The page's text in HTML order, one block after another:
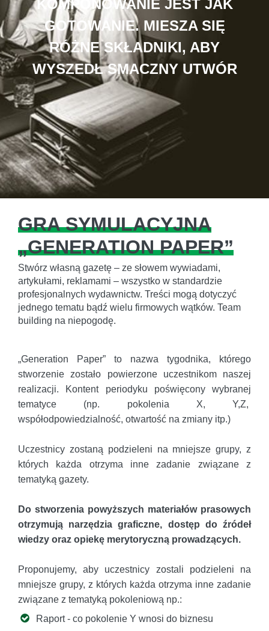
KOMPONOWANIE JEST JAK
GOTOWANIE. MIESZA SIĘ
RÓŻNE SKŁADNIKI, ABY
WYSZEDŁ SMACZNY UTWÓR
GRA SYMULACYJNA
„GENERATION PAPER”
Stwórz własną gazetę – ze słowem wywiadami,
artykułami, reklamami – wszystko w standardzie
profesjonalnych wydawnictw. Treści mogą dotyczyć
jednego tematu bądź wielu firmowych wątków. Team
building na niepogodę.
„Generation Paper” to nazwa tygodnika, którego
stworzenie zostało powierzone uczestnikom naszej
realizacji. Kontent periodyku poświęcony wybranej
tematyce (np. pokolenia X, Y,Z,
współodpowiedzialność, otwartość na zmiany itp.)
Uczestnicy zostaną podzieleni na mniejsze grupy, z
których każda otrzyma inne zadanie związane z
tematyką gazety.
Do stworzenia powyższych materiałów prasowych
otrzymują narzędzia graficzne, dostęp do źródeł
wiedzy oraz opiekę merytoryczną prowadzących.
Proponujemy, aby uczestnicy zostali podzieleni na
mniejsze grupy, z których każda otrzyma inne zadanie
związane z tematyką pokoleniową np.:
Raport - co pokolenie Y wnosi do biznesu